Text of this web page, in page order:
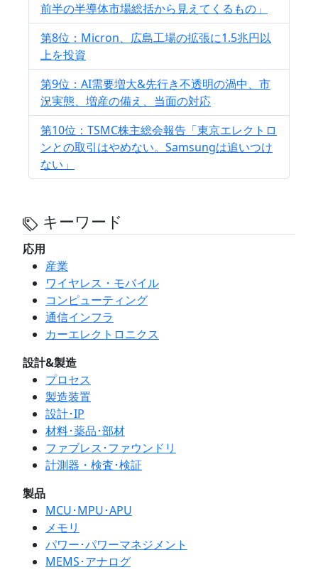
前半の半導体市場総括から見えてくるもの」
第8位：Micron、広島工場の拡張に1.5兆円以
上を投資
第9位：AI需要増大&先行き不透明の渦中、市
況実態、増産の備え、当面の対応
第10位：TSMC株主総会報告「東京エレクトロ
ンとの取引はやめない。Samsungは追いつけ
ない」
キーワード
応用
産業
ワイヤレス・モバイル
コンピューティング
通信インフラ
カーエレクトロニクス
設計&製造
プロセス
製造装置
設計･IP
材料･薬品･部材
ファブレス･ファウンドリ
計測器・検査･検証
製品
MCU･MPU･APU
メモリ
パワー･パワーマネジメント
MEMS･アナログ